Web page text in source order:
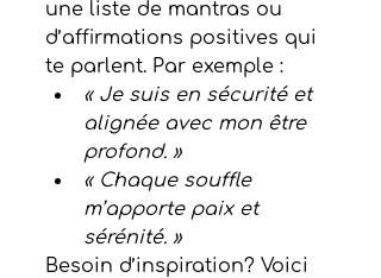
une liste de mantras ou
d’affirmations positives qui
te parlent. Par exemple :
« Je suis en sécurité et
alignée avec mon être
profond. »
« Chaque souffle
m’apporte paix et
sérénité. »
Besoin d’inspiration? Voici